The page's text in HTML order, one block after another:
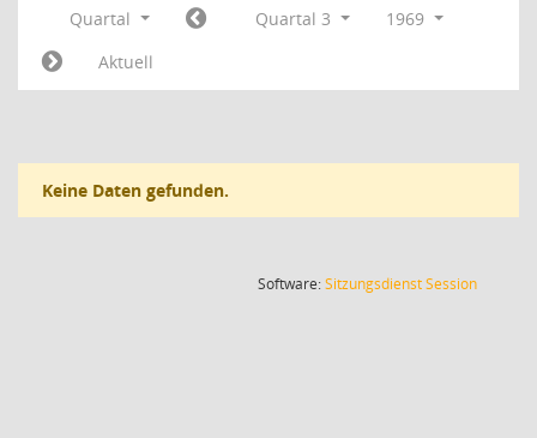
Quartal Quartal 3
1969
Aktuell
Keine Daten gefunden.
Software:SitzungsdienstSession(Wird in